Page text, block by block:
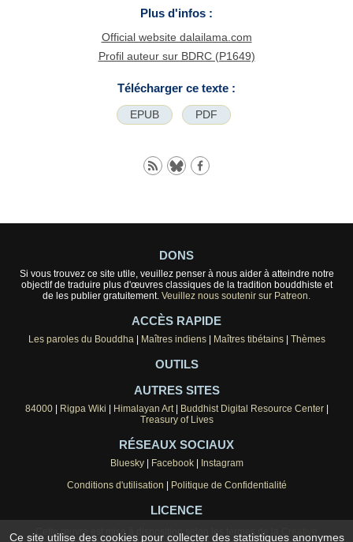
Plus d'infos :
Official website dalailama.com
Profil auteur sur BDRC (P1649)
Télécharger ce texte :
EPUB PDF
DONS
Si vous trouvez ce site utile, veuillez penser à nous aider à atteindre notre
objectif de traduire plus d'œuvres classiques de la tradition bouddhiste et
de les publier gratuitement. Veuillez nous soutenir sur Patreon.
ACCÈS RAPIDE
Les paroles du Bouddha| Maîtres indiens| Maîtres tibétains| Thèmes
OUTILS
AUTRES SITES
84000| Rigpa Wiki Himalayan Art| Buddhist Digital Resource Center|
Treasury of Lives
RÉSEAUX SOCIAUX
Bluesky| Facebook|
Instagram
Conditions d'utilisation
Politique de Confidentialité
LICENCE
Cette œuvre est mise à disposition selon les termes de la
Ce site utilise des cookies pour collecter des statistiques anonymes